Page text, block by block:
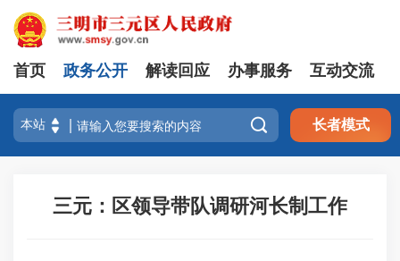
首页 政务公开 解读回应 办事服务 互动交流
 长者模式
三元：区领导带队调研河长制工作